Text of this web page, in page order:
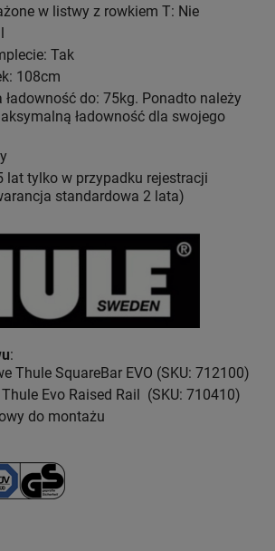
w listwy z rowkiem T: Nie
Tak
108cm
ładowność do: 75kg. Ponadto należy
ładowność dla swojego
lat tylko w przypadku rejestracji
standardowa 2 lata)
:
Thule SquareBar EVO (SKU: 712100)
Evo Raised Rail (SKU: 710410)
do montażu